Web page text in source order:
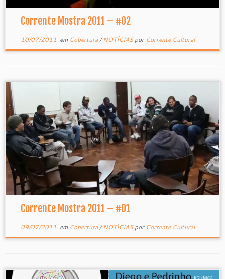
Corrente Mostra 2011 – #02
10/07/2011 em Cobertura/NOTÍCIASpor Corrente Cultural
Corrente Mostra 2011 – #01
09/07/2011 em Cobertura/NOTÍCIASpor Corrente Cultural